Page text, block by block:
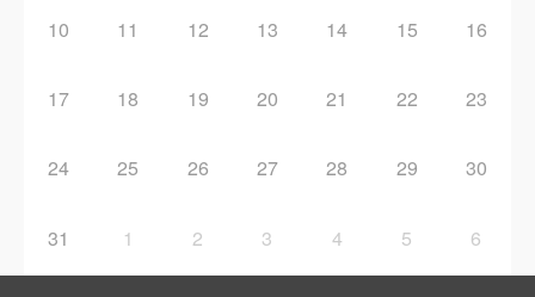
10 11 12 13 14 15 16
17 18 19 20 21 22 23
24 25 26 27 28 29 30
31 1 2 3 4 5 6